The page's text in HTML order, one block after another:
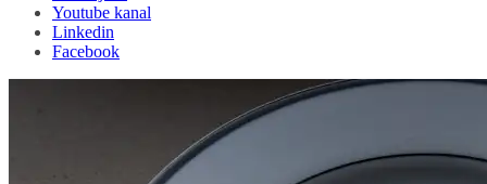
Youtube kanal
Linkedin
Facebook